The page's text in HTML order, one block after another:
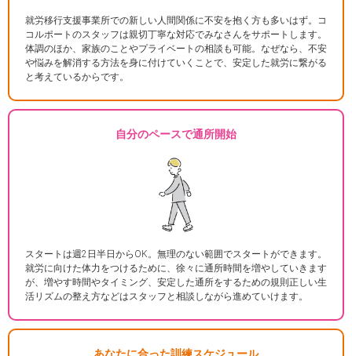
就労移行支援事業所での新しい人間関係に不安を抱く方も多いはず。コ
コルポートのスタッフは親切丁寧な対応でみなさんをサポートします。
体調のほか、家族のことやプライベートの相談も可能。なぜなら、不安
や悩みを解消する方法を身に付けていくことで、安定した就労に繋がる
と考えているからです。
自分のペースで通所開始
スタートは週2日半日からOK。無理のない範囲でスタートができます。
就労に向けた体力をつけるために、徐々に通所時間を増やしていきます
が、増やす時間やタイミング、安定した通所をするための規則正しい生
活リズムの整え方などはスタッフと相談しながら進めていけます。